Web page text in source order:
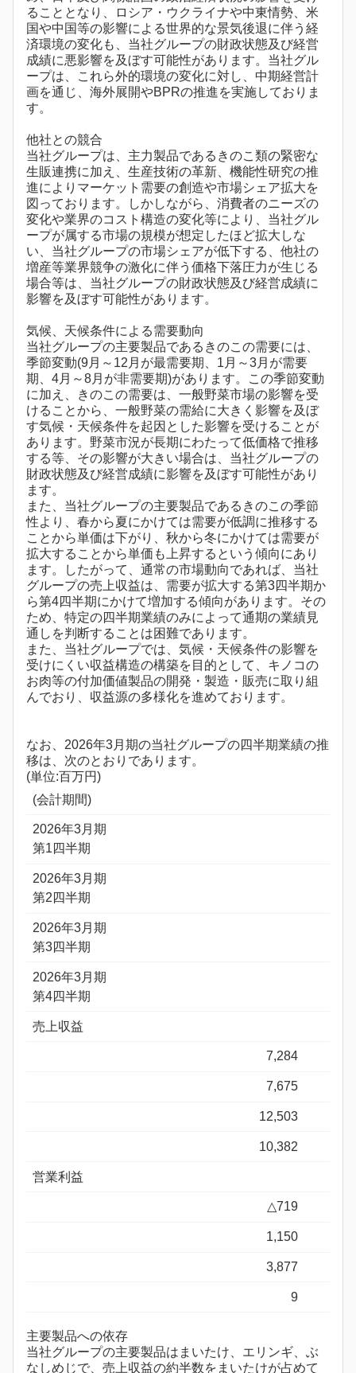
ることとなり、ロシア・ウクライナや中東情勢、米
国や中国等の影響による世界的な景気後退に伴う経
済環境の変化も、当社グループの財政状態及び経営
成績に悪影響を及ぼす可能性があります。当社グル
ープは、これら外的環境の変化に対し、中期経営計
画を通じ、海外展開やBPRの推進を実施しておりま
す。
他社との競合
当社グループは、主力製品であるきのこ類の緊密な
生販連携に加え、生産技術の革新、機能性研究の推
進によりマーケット需要の創造や市場シェア拡大を
図っております。しかしながら、消費者のニーズの
変化や業界のコスト構造の変化等により、当社グル
ープが属する市場の規模が想定したほど拡大しな
い、当社グループの市場シェアが低下する、他社の
増産等業界競争の激化に伴う価格下落圧力が生じる
場合等は、当社グループの財政状態及び経営成績に
影響を及ぼす可能性があります。
気候、天候条件による需要動向
当社グループの主要製品であるきのこの需要には、
季節変動(9月～12月が最需要期、1月～3月が需要
期、4月～8月が非需要期)があります。この季節変動
に加え、きのこの需要は、一般野菜市場の影響を受
けることから、一般野菜の需給に大きく影響を及ぼ
す気候・天候条件を起因とした影響を受けることが
あります。野菜市況が長期にわたって低価格で推移
する等、その影響が大きい場合は、当社グループの
財政状態及び経営成績に影響を及ぼす可能性があり
ます。
また、当社グループの主要製品であるきのこの季節
性より、春から夏にかけては需要が低調に推移する
ことから単価は下がり、秋から冬にかけては需要が
拡大することから単価も上昇するという傾向にあり
ます。したがって、通常の市場動向であれば、当社
グループの売上収益は、需要が拡大する第3四半期か
ら第4四半期にかけて増加する傾向があります。その
ため、特定の四半期業績のみによって通期の業績見
通しを判断することは困難であります。
また、当社グループでは、気候・天候条件の影響を
受けにくい収益構造の構築を目的として、キノコの
お肉等の付加価値製品の開発・製造・販売に取り組
んでおり、収益源の多様化を進めております。
なお、2026年3月期の当社グループの四半期業績の推
移は、次のとおりであります。
(単位:百万円)
(会計期間)
2026年3月期
第1四半期
2026年3月期
第2四半期
2026年3月期
第3四半期
2026年3月期
第4四半期
売上収益
7,284
7,675
12,503
10,382
営業利益
△719
1,150
3,877
9
主要製品への依存
当社グループの主要製品はまいたけ、エリンギ、ぶ
なしめじで、売上収益の約半数をまいたけが占めて